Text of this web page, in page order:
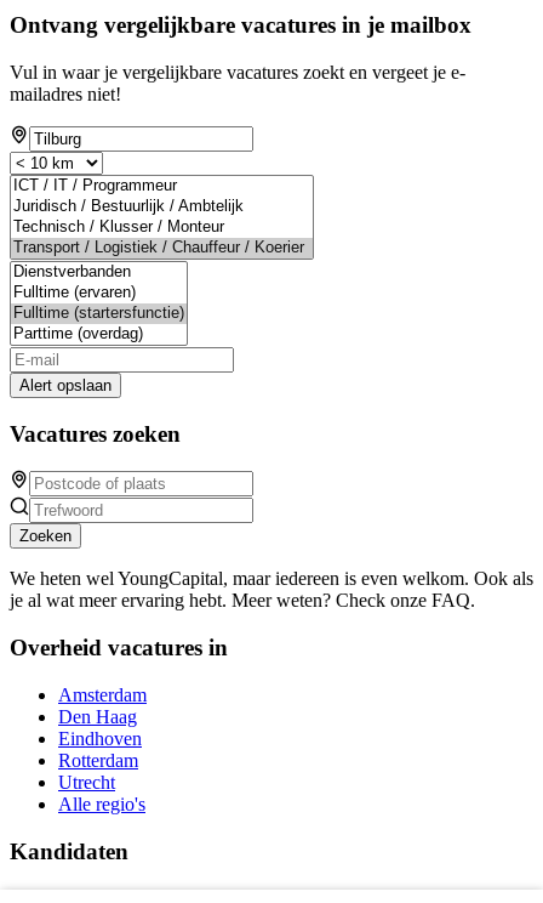
Ontvang vergelijkbare vacatures in je mailbox
Vul in waar je vergelijkbare vacatures zoekt en vergeet je e-
mailadres niet!
Alert opslaan
Vacatures zoeken
Zoeken
We heten wel YoungCapital, maar iedereen is even welkom. Ook als
je al wat meer ervaring hebt. Meer weten? Check onze FAQ.
Overheid vacatures in
Amsterdam
Den Haag
Eindhoven
Rotterdam
Utrecht
Alle regio's
Kandidaten